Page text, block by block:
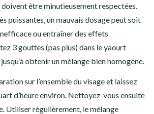
être minutieusement respectées.
puissantes, un mauvais dosage peut soit
ou entraîner des effets
3 gouttes (pas plus) dans le yaourt
obtenir un mélange bien homogène.
sur l’ensemble du visage et laissez
d’heure environ. Nettoyez-vous ensuite
Utiliser régulièrement, le mélange